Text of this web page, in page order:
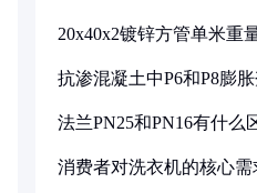
20x40x2镀锌方管单米重
抗渗混凝土中P6和P8膨
法兰PN25和PN16有什么
消费者对洗衣机的核心